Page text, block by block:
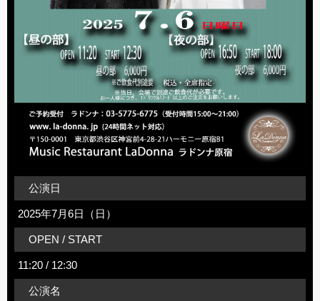
公演日
2025年7月6日（日）
OPEN / START
11:20 / 12:30
公演名